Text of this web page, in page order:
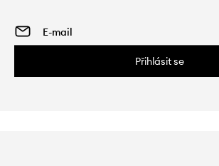
Přihlásit se